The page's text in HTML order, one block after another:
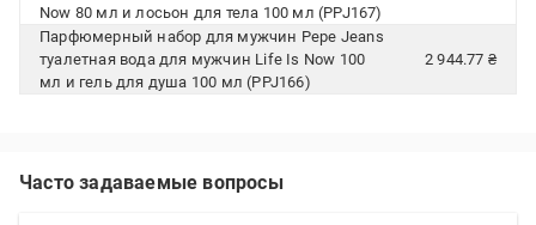
Now 80 мл и лосьон для тела 100 мл (PPJ167)
Парфюмерный набор для мужчин Pepe Jeans
туалетная вода для мужчин Life Is Now 100
мл и гель для душа 100 мл (PPJ166)
2 944.77 ₴
Часто задаваемые вопросы